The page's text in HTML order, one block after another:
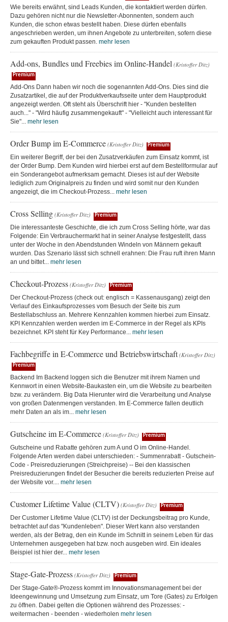
Wie bereits erwähnt, sind Leads Kunden, die kontaktiert werden dürfen.
Dazu gehören nicht nur die Newsletter-Abonnenten, sondern auch
Kunden, die schon etwas bestellt haben. Diese dürfen ebenfalls
angeschrieben werden, um ihnen Angebote zu unterbreiten, sofern diese
zum gekauften Produkt passen. mehr lesen
Add-ons, Bundles und Freebies im Online-Handel (Kristoffer Ditz)
Premium
Add-Ons Dann haben wir noch die sogenannten Add-Ons. Dies sind die
Zusatzartikel, die auf der Produktverkaufsseite unter dem Hauptprodukt
angezeigt werden. Oft steht als Überschrift hier - "Kunden bestellten
auch..." - "Wird häufig zusammengekauft" - "Vielleicht auch interessant für
Sie"... mehr lesen
Order Bump im E-Commerce (Kristoffer Ditz) Premium
Ein weiterer Begriff, der bei den Zusatzverkäufen zum Einsatz kommt, ist
der Order Bump. Dem Kunden wird hierbei erst auf dem Bestellformular auf
ein Sonderangebot aufmerksam gemacht. Dieses ist auf der Website
lediglich zum Originalpreis zu finden und wird somit nur den Kunden
angezeigt, die im Checkout-Prozess... mehr lesen
Cross Selling (Kristoffer Ditz) Premium
Die interessanteste Geschichte, die ich zum Cross Selling hörte, war das
Folgende: Ein Verbrauchermarkt hat in seiner Analyse festgestellt, dass
unter der Woche in den Abendstunden Windeln von Männern gekauft
wurden. Das Szenario lässt sich schnell erahnen: Die Frau ruft ihren Mann
an und bittet... mehr lesen
Checkout-Prozess (Kristoffer Ditz) Premium
Der Checkout-Prozess (check out: englisch = Kassenausgang) zeigt den
Verlauf des Einkaufsprozesses vom Besuch der Seite bis zum
Bestellabschluss an. Mehrere Kennzahlen kommen hierbei zum Einsatz.
KPI Kennzahlen werden werden im E-Commerce in der Regel als KPIs
bezeichnet. KPI steht für Key Performance... mehr lesen
Fachbegriffe in E-Commerce und Betriebswirtschaft (Kristoffer Ditz)
Premium
Backend Im Backend loggen sich die Benutzer mit ihrem Namen und
Kennwort in einen Website-Baukasten ein, um die Website zu bearbeiten
bzw. zu verändern. Big Data Hierunter wird die Verarbeitung und Analyse
von großen Datenmengen verstanden. Im E-Commerce fallen deutlich
mehr Daten an als im... mehr lesen
Gutscheine im E-Commerce (Kristoffer Ditz) Premium
Gutscheine und Rabatte gehören zum A und O im Online-Handel.
Folgende Arten werden dabei unterschieden: - Summenrabatt - Gutschein-
Code - Preisreduzierungen (Streichpreise) -- Bei den klassischen
Preisreduzierungen findet der Besucher die bereits reduzierten Preise auf
der Website vor.... mehr lesen
Customer Lifetime Value (CLTV) (Kristoffer Ditz) Premium
Der Customer Lifetime Value (CLTV) ist der Deckungsbeitrag pro Kunde,
betrachtet auf das "Kundenleben". Dieser Wert kann also verstanden
werden, als der Betrag, den ein Kunde im Schnitt in seinem Leben für das
Unternehmen ausgegeben hat bzw. noch ausgeben wird. Ein ideales
Beispiel ist hier der... mehr lesen
Stage-Gate-Prozess (Kristoffer Ditz) Premium
Der Stage-Gate®-Prozess kommt im Innovationsmanagement bei der
Ideengewinnung und Umsetzung zum Einsatz, um Tore (Gates) zu Erfolgen
zu öffnen. Dabei gelten die Optionen während des Prozesses: -
weitermachen - beenden - wiederholen mehr lesen